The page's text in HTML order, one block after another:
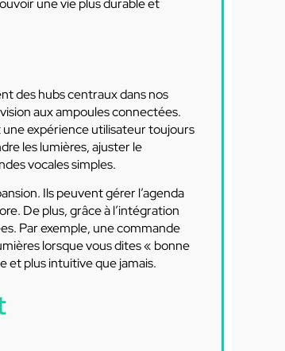
une vie plus durable et
des hubs centraux dans nos
aux ampoules connectées.
expérience utilisateur toujours
les lumières, ajuster le
vocales simples.
Ils peuvent gérer l’agenda
De plus, grâce à l’intégration
Par exemple, une commande
lorsque vous dites « bonne
et plus intuitive que jamais.